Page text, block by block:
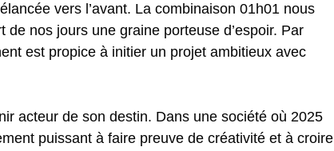
vers l’avant. La combinaison 01h01 nous
nos jours une graine porteuse d’espoir. Par
est propice à initier un projet ambitieux avec
acteur de son destin. Dans une société où 2025
puissant à faire preuve de créativité et à croire